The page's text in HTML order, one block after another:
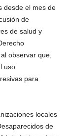
desde el mes de
de
de salud y
observar que,
uso
para
locales
de